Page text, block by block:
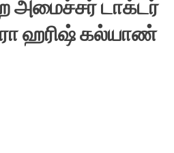
அமைச்சர் டாக்டர்
ஹரிஷ் கல்யாண்